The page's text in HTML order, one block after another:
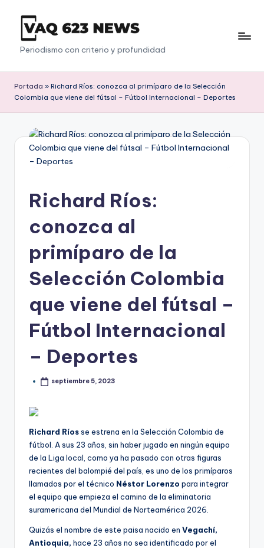
Saltar
contenido
V
a
q
6
3
Periodismo con criterio y profundidad
Portada » Richard Ríos: conozca al primíparo de la Selección
Colombia que viene del fútsal – Fútbol Internacional – Deportes
Richard Ríos:
conozca al
primíparo de la
Selección Colombia
que viene del fútsal –
Fútbol Internacional
– Deportes
septiembre 5, 2023
Richard Ríosse estrena en la Selección Colombia de
fútbol. A sus 23 años, sin haber jugado en ningún equipo
de la Liga local, como ya ha pasado con otras figuras
recientes del balompié del país, es uno de los primíparos
llamados por el técnico Néstor Lorenzo para integrar
el equipo que empieza el camino de la eliminatoria
suramericana del Mundial de Norteamérica 2026.
Quizás el nombre de este paisa nacido en Vegachí,
Antioquia, hace 23 años no sea identificado por el